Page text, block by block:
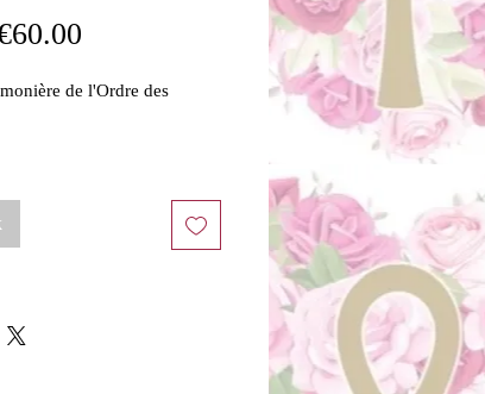
de l'Ordre des
rien que vous mes
pour vous accompagner